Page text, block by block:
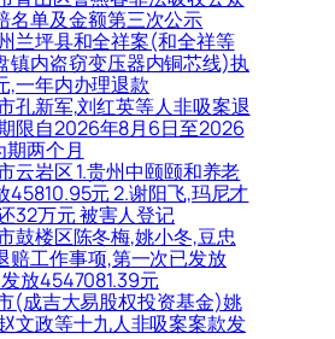
名单及金额第三次公示
兰坪县和全祥案(和全祥等
镇内盗窃变压器内铜芯线)执
,一年内办理退款
孔新军,刘红英等人非吸案退
限自2026年8月6日至2026
期两个月
云岩区 1.贵州中颐颐和养老
45810.95元 2.谢阳飞,玛尼才
32万元 被害人登记
鼓楼区陈冬梅,姚小冬,豆忠
赔工作事项,第一次已发放
放4547081.39元
(成吉大易股权投资基金)姚
文政等十九人非吸案案款发